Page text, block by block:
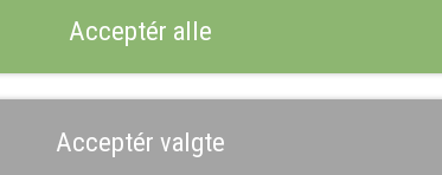
Acceptér alle
Acceptér valgte